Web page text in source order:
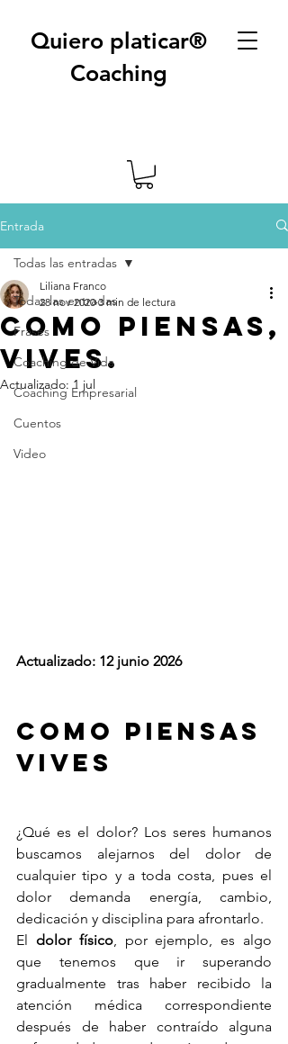
Quiero platicar®
Coaching
Entrada
Todas las entradas
Frases
Coaching de Vida
Coaching Empresarial
Cuentos
Video
Todas las entradas
Como piensas,
vives.
Liliana Franco
28 nov 2020 3 min de lectura
Actualizado:1 jul
Actualizado: 12 junio 2026
Como piensas
vives
¿Qué es el dolor? Los seres humanos
buscamos alejarnos del dolor de
cualquier tipo y a toda costa, pues el
dolor demanda energía, cambio,
dedicación y disciplina para afrontarlo.
El dolor físico, por ejemplo, es algo
que tenemos que ir superando
gradualmente tras haber recibido la
atención médica correspondiente
después de haber contraído alguna